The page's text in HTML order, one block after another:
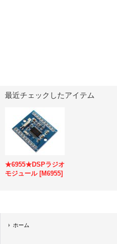
最近チェックしたアイテム
★6955★DSPラジオ
モジュール [M6955]
ホーム